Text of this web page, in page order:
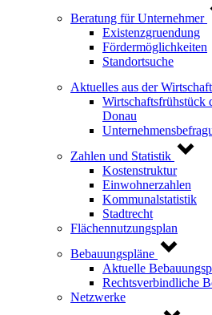
Beratung für Unternehmer
Existenzgruendung
Fördermöglichkeiten
Standortsuche
Aktuelles aus der Wirtschaft
Wirtschaftsfrühstück
Donau
Zahlen und Statistik
Kostenstruktur
Einwohnerzahlen
Kommunalstatistik
Stadtrecht
Flächennutzungsplan
Bebauungspläne
Aktuelle
Rechtsverbindliche
Netzwerke